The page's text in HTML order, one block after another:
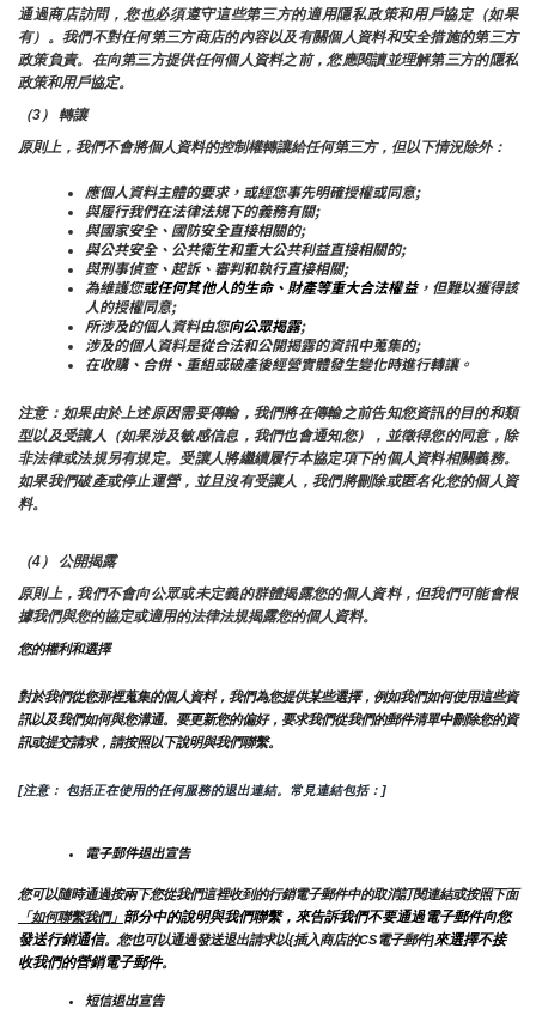
通過商店訪問，您也必須遵守這些第三方的適用隱私政策和用戶協定（如果
有）。我們不對任何第三方商店的內容以及有關個人資料和安全措施的第三方
政策負責。在向第三方提供任何個人資料之前，您應閱讀並理解第三方的隱私
政策和用戶協定。
（3） 轉讓
原則上，我們不會將個人資料的控制權轉讓給任何第三方，但以下情況除外：
應個人資料主體的要求，或經您事先明確授權或同意;
與履行我們在法律法規下的義務有關;
與國家安全、國防安全直接相關的;
與公共安全、公共衛生和重大公共利益直接相關的;
與刑事偵查、起訴、審判和執行直接相關;
為維護您或任何其他人的生命、財產等重大合法權益，但難以獲得該
人的授權同意;
所涉及的個人資料由您向公眾揭露;
涉及的個人資料是從合法和公開揭露的資訊中蒐集的;
在收購、合併、重組或破產後經營實體發生變化時進行轉讓。
注意：如果由於上述原因需要傳輸，我們將在傳輸之前告知您資訊的目的和類
型以及受讓人（如果涉及敏感信息，我們也會通知您），並徵得您的同意，除
非法律或法規另有規定。受讓人將繼續履行本協定項下的個人資料相關義務。
如果我們破產或停止運營，並且沒有受讓人，我們將刪除或匿名化您的個人資
料。
（4） 公開揭露
原則上，我們不會向公眾或未定義的群體揭露您的個人資料，但我們可能會根
據我們與您的協定或適用的法律法規揭露您的個人資料。
您的權利和選擇
對於我們從您那裡蒐集的個人資料，我們為您提供某些選擇，例如我們如何使用這些資
訊以及我們如何與您溝通。要更新您的偏好，要求我們從我們的郵件清單中刪除您的資
訊或提交請求，請按照以下說明與我們聯繫。
[注意： 包括正在使用的任何服務的退出連結。常見連結包括：]
電子郵件退出宣告
您可以隨時通過按兩下您從我們這裡收到的行銷電子郵件中的取消訂閱連結或按照下面
「如何聯繫我們」 部分中的說明與我們聯繫，來告訴我們不要通過電子郵件向您
發送行銷通信。您也可以通過發送退出請求以{插入商店的CS電子郵件]來選擇不接
收我們的營銷電子郵件。
短信退出宣告